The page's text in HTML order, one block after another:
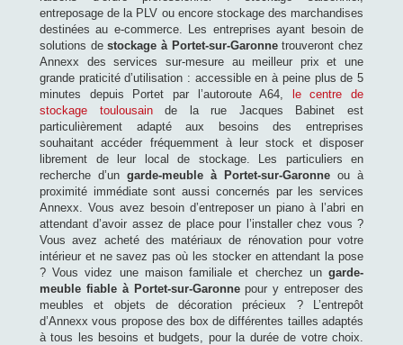
entreposage de la PLV ou encore stockage des marchandises
destinées au e-commerce. Les entreprises ayant besoin de
solutions destockage à Portet-sur-Garonnetrouveront chez
Annexx des services sur-mesure au meilleur prix et une
grande praticité d’utilisation : accessible en à peine plus de 5
minutes depuis Portet par l’autoroute A64,
le centre de
stockage toulousainde la rue Jacques Babinet est
particulièrement adapté aux besoins des entreprises
souhaitant accéder fréquemment à leur stock et disposer
librement de leur local de stockage. Les particuliers en
recherche d’un garde-meuble à Portet-sur-Garonne ou à
proximité immédiate sont aussi concernés par les services
Annexx. Vous avez besoin d’entreposer un piano à l’abri en
attendant d’avoir assez de place pour l’installer chez vous ?
Vous avez acheté des matériaux de rénovation pour votre
intérieur et ne savez pas où les stocker en attendant la pose
? Vous videz une maison familiale et cherchez un garde-
meuble fiable à Portet-sur-Garonnepour y entreposer des
meubles et objets de décoration précieux ? L’entrepôt
d’Annexx vous propose des box de différentes tailles adaptés
à tous les besoins et budgets, pour la durée de votre choix.